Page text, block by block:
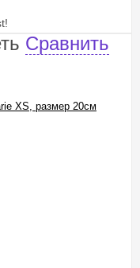
Сравнить
XS, размер 20см